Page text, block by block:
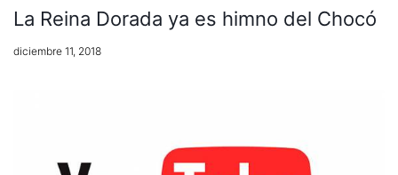
La Reina Dorada ya es himno del Chocó
diciembre 11, 2018